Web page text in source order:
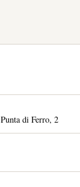
di Ferro, 2